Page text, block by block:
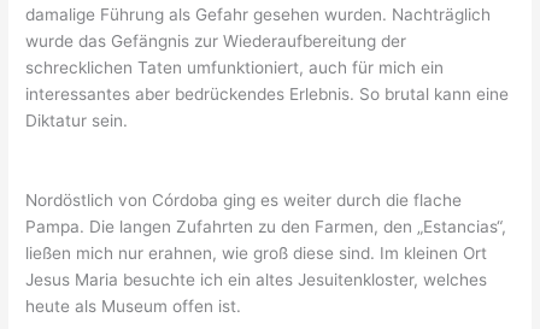
damalige Führung als Gefahr gesehen wurden. Nachträglich
wurde das Gefängnis zur Wiederaufbereitung der
schrecklichen Taten umfunktioniert, auch für mich ein
interessantes aber bedrückendes Erlebnis. So brutal kann eine
Diktatur sein.
Nordöstlich von Córdoba ging es weiter durch die flache
Pampa. Die langen Zufahrten zu den Farmen, den „Estancias“,
ließen mich nur erahnen, wie groß diese sind. Im kleinen Ort
Jesus Maria besuchte ich ein altes Jesuitenkloster, welches
heute als Museum offen ist.